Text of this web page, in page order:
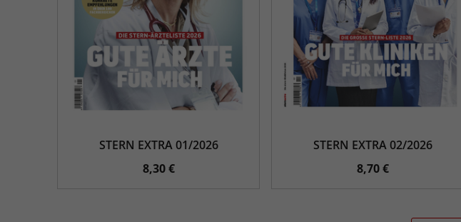
STERN EXTRA 01/2026
8,30 €
STERN EXTRA 02/2026
8,70 €